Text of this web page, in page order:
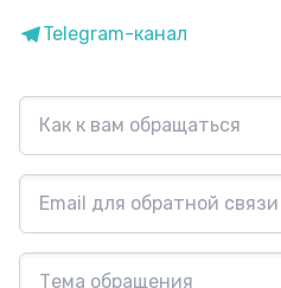
Telegram-канал